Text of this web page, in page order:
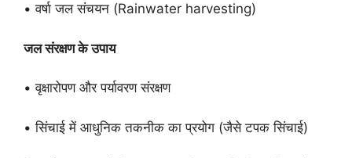
• वर्षा जल संचयन (Rainwater harvesting)
जल संरक्षण के उपाय
• वृक्षारोपण और पर्यावरण संरक्षण
• सिंचाई में आधुनिक तकनीक का प्रयोग (जैसे टपक सिंचाई)